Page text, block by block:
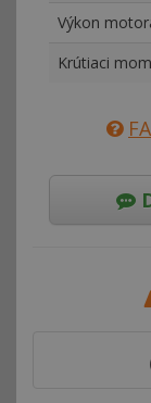
Výkon
Krútiaci